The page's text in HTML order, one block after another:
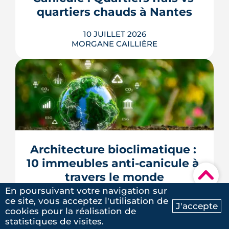
Ma recherche Contactez-nous
▾
voici ce que le texte prévoit réellement,
et surtout ce qu...
LIRE L'ARTICLE
quartiers chauds à Nantes
10 JUILLET 2026
MORGANE CAILLIÈRE
À Nantes, la chaleur ne frappe pas tous
les secteurs de la même façon : les
images satellites révèlent jusqu'à 7 °C
d'écart entre les tissus bitumés et les
zones plantées. Cette cartographie de
renaturation de la ville, du plan Pleine
terre aux r�...
LIRE L'ARTICLE
Architecture bioclimatique :
10 immeubles anti-canicule à
travers le monde
07 JUILLET 2026
MORGANE CAILLIÈRE
En poursuivant votre navigation sur
ce site, vous acceptez l'utilisation de
cookies pour la réalisation de
statistiques de visites.
J'accepte